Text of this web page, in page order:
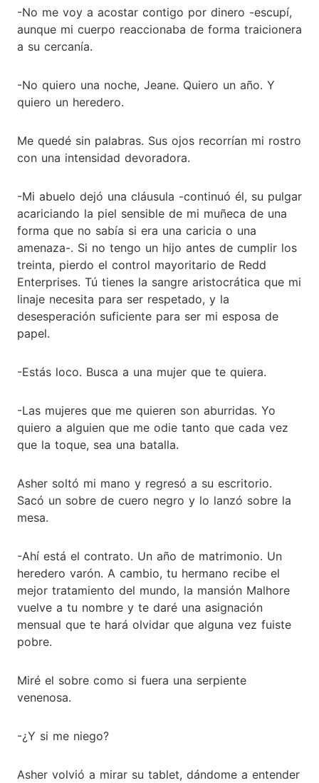
-No me voy a acostar contigo por dinero -escupí,
aunque mi cuerpo reaccionaba de forma traicionera
a su cercanía.
-No quiero una noche, Jeane. Quiero un año. Y
quiero un heredero.
Me quedé sin palabras. Sus ojos recorrían mi rostro
con una intensidad devoradora.
-Mi abuelo dejó una cláusula -continuó él, su pulgar
acariciando la piel sensible de mi muñeca de una
forma que no sabía si era una caricia o una
amenaza-. Si no tengo un hijo antes de cumplir los
treinta, pierdo el control mayoritario de Redd
Enterprises. Tú tienes la sangre aristocrática que mi
linaje necesita para ser respetado, y la
desesperación suficiente para ser mi esposa de
papel.
-Estás loco. Busca a una mujer que te quiera.
-Las mujeres que me quieren son aburridas. Yo
quiero a alguien que me odie tanto que cada vez
que la toque, sea una batalla.
Asher soltó mi mano y regresó a su escritorio.
Sacó un sobre de cuero negro y lo lanzó sobre la
mesa.
-Ahí está el contrato. Un año de matrimonio. Un
heredero varón. A cambio, tu hermano recibe el
mejor tratamiento del mundo, la mansión Malhore
vuelve a tu nombre y te daré una asignación
mensual que te hará olvidar que alguna vez fuiste
pobre.
Miré el sobre como si fuera una serpiente
venenosa.
-¿Y si me niego?
Asher volvió a mirar su tablet, dándome a entender